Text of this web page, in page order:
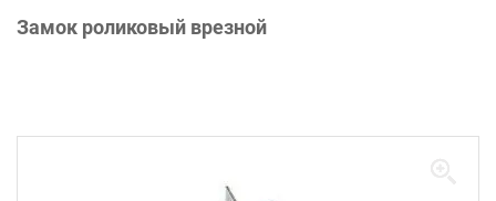
Замок роликовый врезной